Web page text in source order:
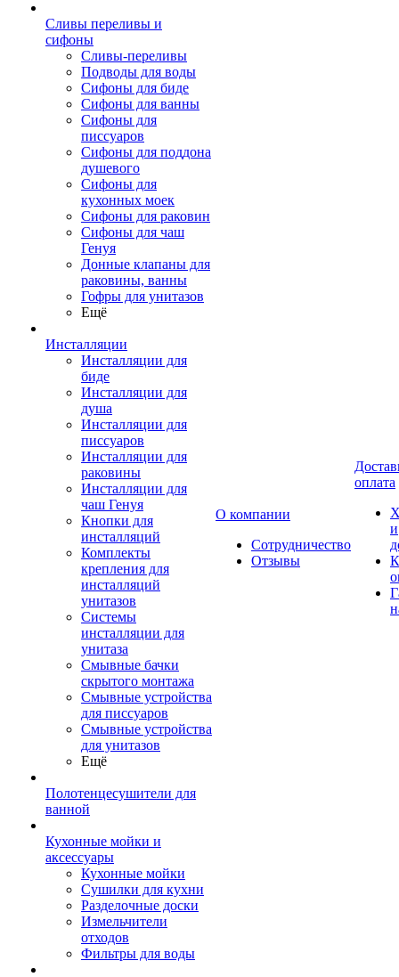
Сливы переливы и
сифоны
Сливы-переливы
Подводы для воды
Сифоны для биде
Сифоны для ванны
Сифоны для
писсуаров
Сифоны для поддона
душевого
Сифоны для
кухонных моек
Сифоны для раковин
Сифоны для чаш
Генуя
Донные клапаны для
раковины, ванны
Гофры для унитазов
Ещё
Инсталляции
Инсталляции для
биде
Инсталляции для
душа
Инсталляции для
писсуаров
Инсталляции для
раковины
Инсталляции для
чаш Генуя
Кнопки для
инсталляций
Комплекты
крепления для
инсталляций
унитазов
Системы
инсталляции для
унитаза
Смывные бачки
скрытого монтажа
Смывные устройства
для писсуаров
Смывные устройства
для унитазов
Ещё
Полотенцесушители для
ванной
Кухонные мойки и
аксессуары
Кухонные мойки
Сушилки для кухни
Разделочные доски
Измельчители
отходов
Фильтры для воды
О компании
Сотрудничество
Отзывы
оплата
и